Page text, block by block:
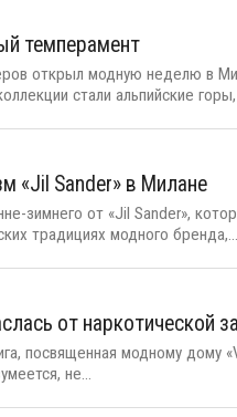
темперамент
открыл модную неделю в
стали альпийские
«Jil Sander» в Милане
зимнего от «Jil Sander»,
традициях модного бренда,...
от наркотической
посвященная модному дому
не...